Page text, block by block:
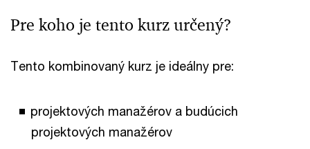
Pre koho je tento kurz určený?
Tento kombinovaný kurz je ideálny pre:
projektových manažérov a budúcich
projektových manažérov